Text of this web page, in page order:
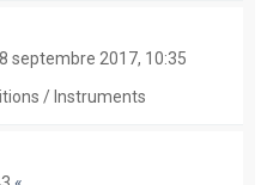
septembre 2017, 10:35
/ Instruments